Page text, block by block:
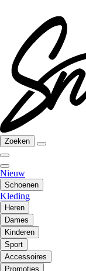
Zoeken
Nieuw
Schoenen
Kleding
Heren
Dames
Kinderen
Sport
Accessoires
Promoties